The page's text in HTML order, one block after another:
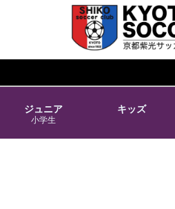
ジュニア
小学生
キッズ